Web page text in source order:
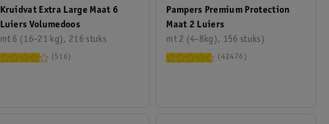
Kruidvat Extra Large Maat 6
Luiers Volumedoos
mt 6 (16-21 kg), 216 stuks
516
Pampers Premium Protection
Maat 2 Luiers
mt 2 (4-8kg), 156 stuks)
42476